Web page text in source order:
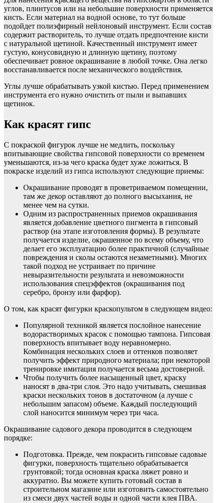
углов, плинтусов или на небольшие поверхности применяется
кисть. Если материал на водной основе, то тут больше
подойдет полиэфирный нейлоновый инструмент. Если состав
содержит растворитель, то лучше отдать предпочтение кисти
с натуральной щетиной. Качественный инструмент имеет
густую, конусовидную и длинную щетину, поэтому
обеспечивает ровное окрашивание в любой точке. Она легко
восстанавливается после механического воздействия.
Углы лучше обрабатывать узкой кистью. Перед применением
инструмента его нужно очистить от пыли и выпавших
щетинок.
Как красят гипс
С покраской фигурок лучше не медлить, поскольку
впитывающие свойства гипсовой поверхности со временем
уменьшаются, из-за чего краска будет хуже ложиться. В
покраске изделий из гипса используют следующие приемы:
Окрашивание проводят в проветриваемом помещении,
там же декор оставляют до полного высыхания, не
менее чем на сутки.
Одним из распространенных приемов окрашивания
является добавление цветного пигмента в гипсовый
раствор (на этапе изготовления формы). В результате
получается изделие, окрашенное по всему объему, что
делает его эксплуатацию более практичной (случайные
повреждения и сколы остаются незаметными). Многих
такой подход не устраивает по причине
невыразительности результата и невозможности
использования спецэффектов (окрашивания под
серебро, бронзу или фарфор).
О том, как красят фигурки краскопультом в следующем видео:
Популярной техникой является послойное нанесение
водорастворимых красок с помощью тампона. Гипсовая
поверхность впитывает воду неравномерно.
Комбинация нескольких слоев и оттенков позволяет
получить эффект природного материала; при некоторой
тренировке имитация получается весьма достоверной.
Чтобы получить более насыщенный цвет, краску
наносят в два-три слоя. Это надо учитывать, смешивая
краски нескольких тонов в достаточном (а лучше с
небольшим запасом) объеме. Каждый последующий
слой наносится минимум через три часа.
Окрашивание садового декора проводится в следующем
порядке:
Подготовка. Прежде, чем покрасить гипсовые садовые
фигурки, поверхность тщательно обрабатывается
грунтовкой; тогда основная краска ляжет ровно и
аккуратно. Вы можете купить готовый состав в
строительном магазине или изготовить самостоятельно
из смеси двух частей воды и одной части клея ПВА.